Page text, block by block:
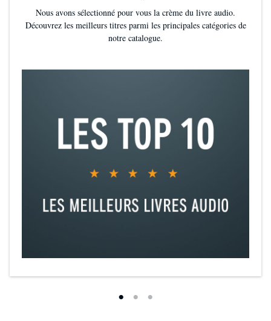
Nous avons sélectionné pour vous la crème du livre audio.
Découvrez les meilleurs titres parmi les principales catégories de
notre catalogue.